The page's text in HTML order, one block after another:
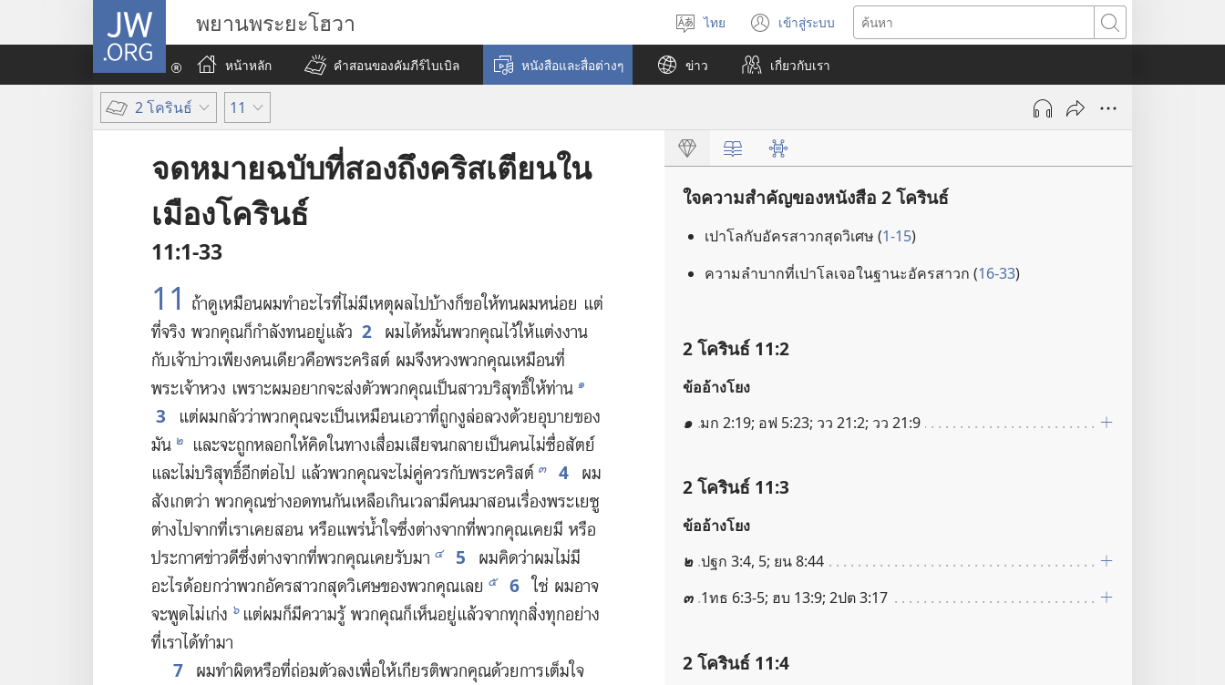
JW.ORG พยานพระยะโฮวา
เลือก
ภาษา
ไทย เข้าสู่ระบบ
(เปิด
หน้าต่าง
ใหม่)
ค้นหา
หน้าหลัก
คำสอนของคัมภีร์ไบเบิล หนังสือและสื่อต่างๆ ข่าว เกี่ยว​กับ​เรา
2 โครินธ์ 11
จดหมายฉบับที่สองถึงคริสเตียนใน
เมืองโครินธ์
11:1-33
11 ถ้า​ดู​เหมือน​ผม​ทำ​อะไร​ที่​ไม่​มี​เหตุ​ผล​ไป​บ้าง​ก็​ขอ​ให้​ทน​ผม​หน่อย แต่​
ที่​จริง พวก​คุณ​ก็​กำลัง​ทน​อยู่​แล้ว 2 ผม​ได้​หมั้น​พวก​คุณ​ไว้​ให้​แต่งงาน​
กับ​เจ้าบ่าว​เพียง​คน​เดียว​คือ​พระ​คริสต์ ผม​จึง​หวง​พวก​คุณ​เหมือน​ที่​
พระเจ้า​หวง เพราะ​ผม​อยาก​จะ​ส่ง​ตัว​พวก​คุณ​เป็น​สาว​บริสุทธิ์​ให้​ท่าน ๑
3
แต่​ผม​กลัว​ว่า​พวก​คุณ​จะ​เป็น​เหมือน​เอวา​ที่​ถูก​งู​ล่อ​ลวง​ด้วย​อุบาย​ของ​
มัน ๒
และ​จะ​ถูก​หลอก​ให้​คิด​ใน​ทาง​เสื่อม​เสีย​จน​กลาย​เป็น​คน​ไม่​ซื่อ​สัตย์​
และ​ไม่​บริสุทธิ์​อีก​ต่อ​ไป แล้ว​พวก​คุณ​จะ​ไม่​คู่​ควร​กับ​พระ​คริสต์ ๓ 4 ผม​
สังเกต​ว่า พวก​คุณ​ช่าง​อด​ทน​กัน​เหลือ​เกิน​เวลา​มี​คน​มา​สอน​เรื่อง​พระ​เยซู​
ต่าง​ไป​จาก​ที่​เรา​เคย​สอน หรือ​แพร่​น้ำใจ​ซึ่ง​ต่าง​จาก​ที่​พวก​คุณ​เคย​มี หรือ​
ประกาศ​ข่าว​ดี​ซึ่ง​ต่าง​จาก​ที่​พวก​คุณ​เคย​รับ​มา ๔ 5
ผม​คิด​ว่า​ผม​ไม่​มี​
อะไร​ด้อย​กว่า​พวก​อัครสาวก​สุด​วิเศษ​ของ​พวก​คุณ​เลย ๕ 6 ใช่ ผม​อาจ​
จะ​พูด​ไม่​เก่ง ๖ แต่​ผม​ก็​มี​ความ​รู้ พวก​คุณ​ก็​เห็น​อยู่​แล้ว​จาก​ทุก​สิ่ง​ทุก​อย่าง​
ที่​เรา​ได้​ทำ​มา
7 ผม​ทำ​ผิด​หรือ​ที่​ถ่อม​ตัว​ลง​เพื่อ​ให้​เกียรติ​พวก​คุณ​ด้วย​การ​เต็ม​ใจ
ใจความสำคัญของหนังสือ 2 โครินธ์
เปาโล​กับ​อัครสาวก​สุด​วิเศษ (1-15)
ความ​ลำบาก​ที่​เปาโล​เจอ​ใน​ฐานะ​อัครสาวก (16-33)
2 โครินธ์ 11:2
ข้ออ้างโยง
๑ มก 2:19; อฟ 5:23; วว 21:2; วว 21:9
2 โครินธ์ 11:3
ข้ออ้างโยง
๒ ปฐก 3:4, 5; ยน 8:44
๓ 1ทธ 6:3-5; ฮบ 13:9; 2ปต 3:17
2 โครินธ์ 11:4